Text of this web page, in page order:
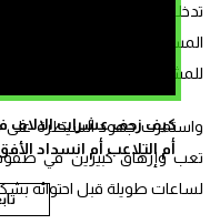
كيف زحف عشرات الالاف
أم التلاعب أم انسداد
تدخلت فرق الإطفاء
المساعدة والجيش، إلى
للمشاركة في عمليات الإخماد.
واستمرت جهود السيطرة على
تعب وإرهاق كبيرين في
لساعات طويلة قبل احتوائه